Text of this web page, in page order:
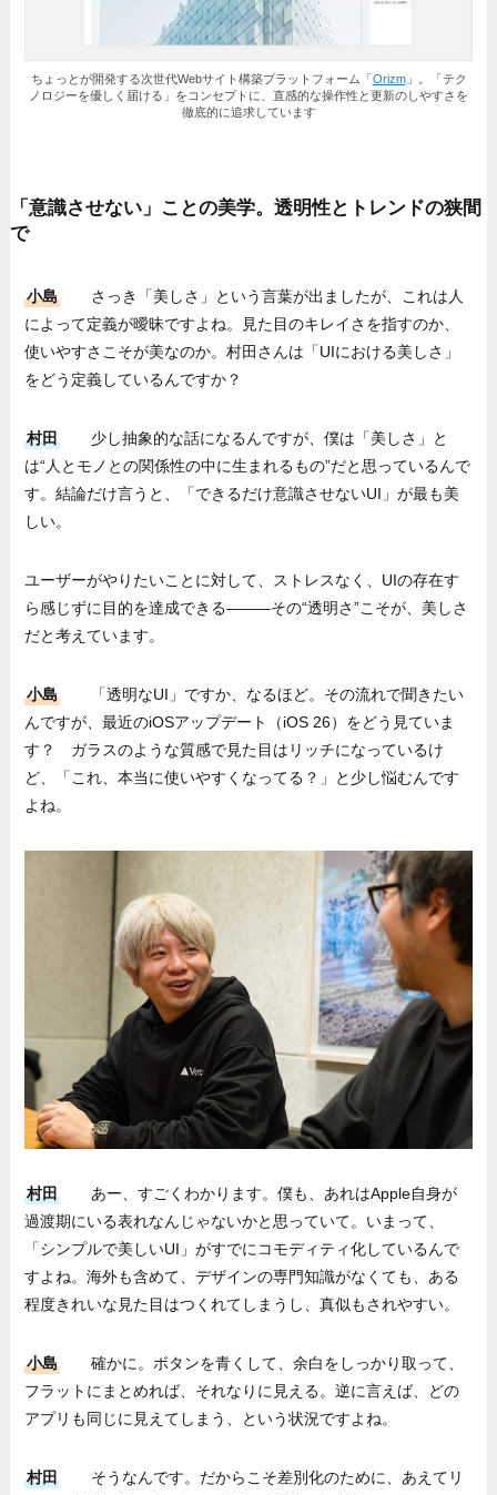
ちょっとが開発する次世代Webサイト構築プラットフォーム「Orizm」。「テク
ノロジーを優しく届ける」をコンセプトに、直感的な操作性と更新のしやすさを
徹底的に追求しています
「意識させない」ことの美学。透明性とトレンドの狭間
で
小島
さっき「美しさ」という言葉が出ましたが、これは人
によって定義が曖昧ですよね。見た目のキレイさを指すのか、
使いやすさこそが美なのか。村田さんは「UIにおける美しさ」
をどう定義しているんですか？
村田
少し抽象的な話になるんですが、僕は「美しさ」と
は“人とモノとの関係性の中に生まれるもの”だと思っているんで
す。結論だけ言うと、「できるだけ意識させないUI」が最も美
しい。
ユーザーがやりたいことに対して、ストレスなく、UIの存在す
ら感じずに目的を達成できる–––––その“透明さ”こそが、美しさ
だと考えています。
小島
「透明なUI」ですか、なるほど。その流れで聞きたい
んですが、最近のiOSアップデート（iOS 26）をどう見ていま
す？ ガラスのような質感で見た目はリッチになっているけ
ど、「これ、本当に使いやすくなってる？」と少し悩むんです
よね。
村田
あー、すごくわかります。僕も、あれはApple自身が
過渡期にいる表れなんじゃないかと思っていて。いまって、
「シンプルで美しいUI」がすでにコモディティ化しているんで
すよね。海外も含めて、デザインの専門知識がなくても、ある
程度きれいな見た目はつくれてしまうし、真似もされやすい。
小島
確かに。ボタンを青くして、余白をしっかり取って、
フラットにまとめれば、それなりに見える。逆に言えば、どの
アプリも同じに見えてしまう、という状況ですよね。
村田
そうなんです。だからこそ差別化のために、あえてリ